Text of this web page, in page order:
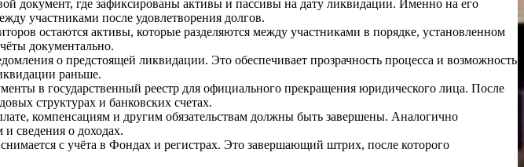
документ, где зафиксированы активы и пассивы на дату ликвидации. Именно на его
участниками после удовлетворения долгов.
остаются активы, которые разделяются между участниками в порядке, установленном
документально.
о предстоящей ликвидации. Это обеспечивает прозрачность процесса и возможность
раньше.
в государственный реестр для официального прекращения юридического лица. После
структурах и банковских счетах.
компенсациям и другим обязательствам должны быть завершены. Аналогично
сведения о доходах.
с учёта в Фондах и регистрах. Это завершающий штрих, после которого